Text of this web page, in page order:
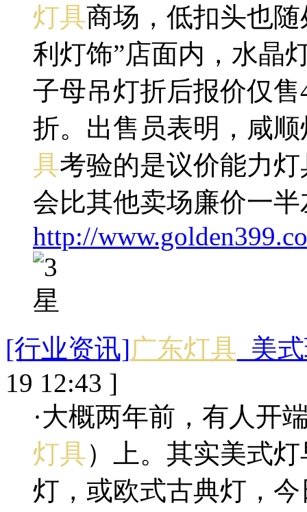
灯具商场，低扣头也
利灯饰”店面内，水晶
子母吊灯折后报价仅
折。出售员表明，咸
具考验的是议价能力
会比其他卖场廉价一
http://
[行业资讯]广东灯具 _美
19 12:43 ]
·大概两年前，有人开
灯具）上。其实美式
灯，或欧式古典灯，